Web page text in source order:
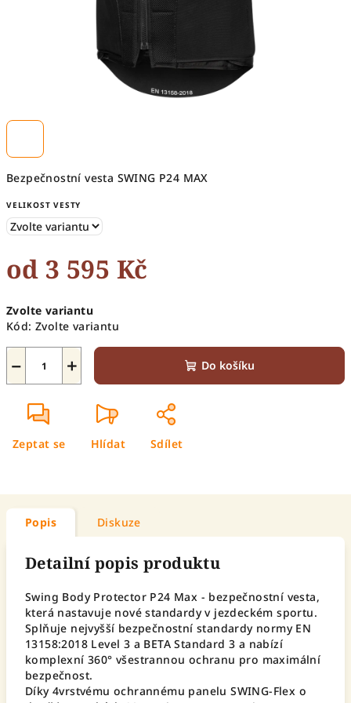
Bezpečnostní vesta SWING P24 MAX
VELIKOST VESTY
od 3 595 Kč
cena:
Zvolte variantu
Kód: Zvolte variantu
+
− Do košíku
Zeptat se Hlídat Sdílet
Popis Diskuze
Detailní popis produktu
Swing Body Protector P24 Max - bezpečnostní vesta,
která nastavuje nové standardy v jezdeckém sportu.
Splňuje nejvyšší bezpečnostní standardy normy EN
13158:2018 Level 3 a BETA Standard 3 a nabízí
komplexní 360° všestrannou ochranu pro maximální
bezpečnost.
Díky 4vrstvému ochrannému panelu SWING-Flex o